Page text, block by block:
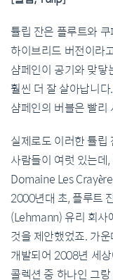
튤립 잔은 플루트와
하이브리드 버전이라
샴페인이 공기와 맞닿
훨씬 더 잘 살아납니
샴페인의 버블은 빨리
실제로도 이러한 튤립
사람들이 여럿 있는
Domaine Les
2000년대 초, 플루트
(Lehmann) 유리 회사
것을 제안했었죠. 가
개발되어 2008년 세
콜렉션 중 하나인 그